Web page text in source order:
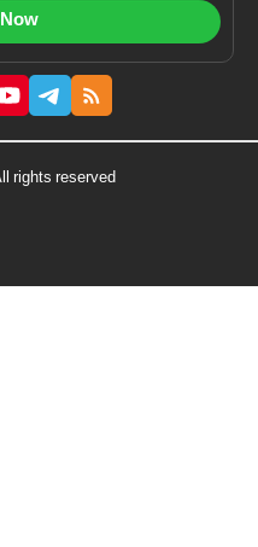
rights reserved